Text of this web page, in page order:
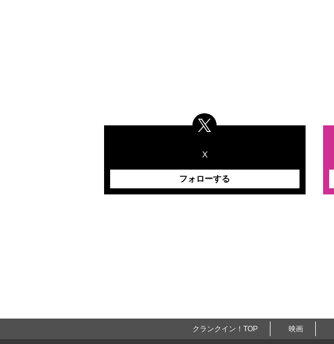
X
フォローする
クランクイン！TOP 映画